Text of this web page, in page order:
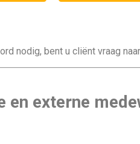
nodig, bent u cliënt vraag
en externe